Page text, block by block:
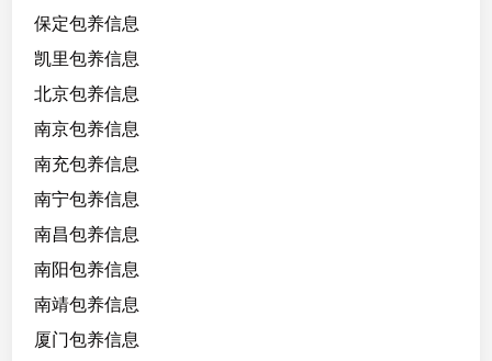
保定包养信息
凯里包养信息
北京包养信息
南京包养信息
南充包养信息
南宁包养信息
南昌包养信息
南阳包养信息
南靖包养信息
厦门包养信息